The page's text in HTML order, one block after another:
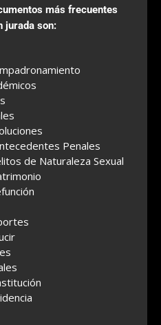
más frecuentes
jurada son:
Penales
de Naturaleza Sexual